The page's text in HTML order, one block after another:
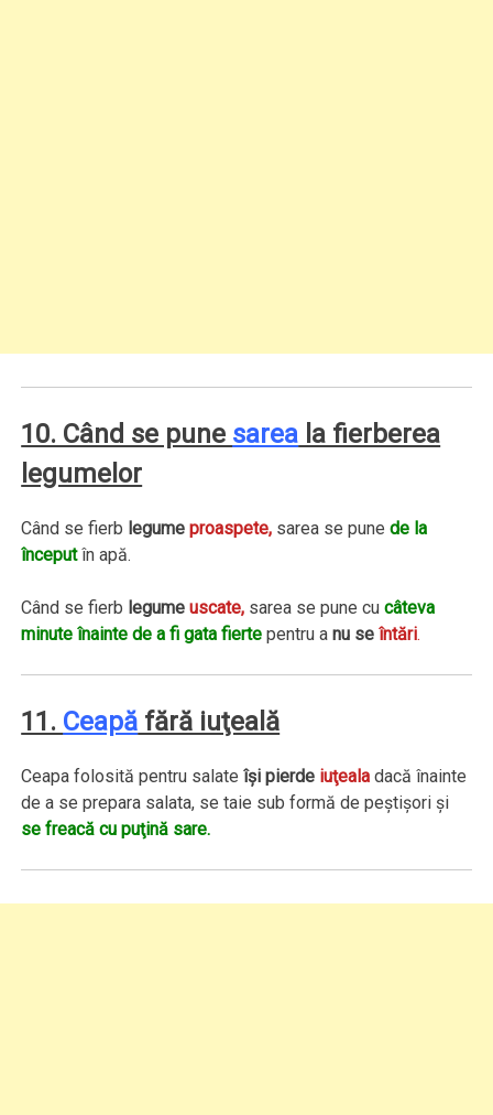
10. Când se pune sarea la fierberea
legumelor
Când se fierb legumeproaspete, sarea se punede la
începutîn apă.
Când se fierb legumeuscate, sarea se pune cucâteva
minute înainte de a fi gata fierte pentru anu seîntări.
11. Ceapă fără iuţeală
Ceapa folosită pentru salateîşi pierde iuţeala dacă înainte
de a se prepara salata, se taie sub formă de peştişori şi
se freacă cu puţină sare.